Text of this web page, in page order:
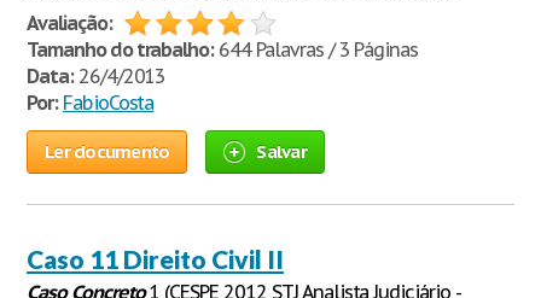
Avaliação:
Tamanho do trabalho:644 Palavras / 3 Páginas
Data:26/4/2013
Por: FabioCosta
Ler documento Salvar
Caso 11 Direito Civil II
Caso Concreto1 (CESPE 2012 STJ Analista Judiciário -